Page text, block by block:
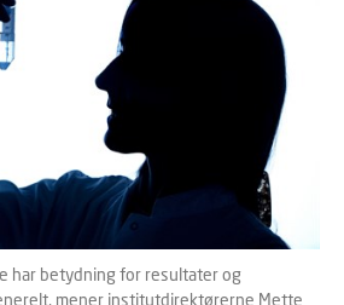
har betydning for resultater og
mener institutdirektørerne Mette